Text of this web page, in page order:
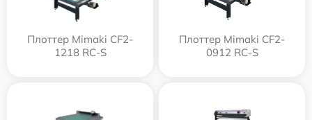
Плоттер Mimaki CF2-
1218 RC-S
Плоттер Mimaki CF2-
0912 RC-S